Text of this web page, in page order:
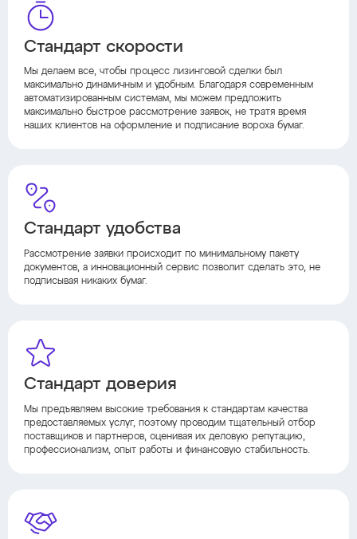
Стандарт скорости
Мы делаем все, чтобы процесс лизинговой сделки был
максимально динамичным и удобным. Благодаря современным
автоматизированным системам, мы можем предложить
максимально быстрое рассмотрение заявок, не тратя время
наших клиентов на оформление и подписание вороха бумаг.
Стандарт удобства
Рассмотрение заявки происходит по минимальному пакету
документов, а инновационный сервис позволит сделать это, не
подписывая никаких бумаг.
Стандарт доверия
Мы предъявляем высокие требования к стандартам качества
предоставляемых услуг, поэтому проводим тщательный отбор
поставщиков и партнеров, оценивая их деловую репутацию,
профессионализм, опыт работы и финансовую стабильность.